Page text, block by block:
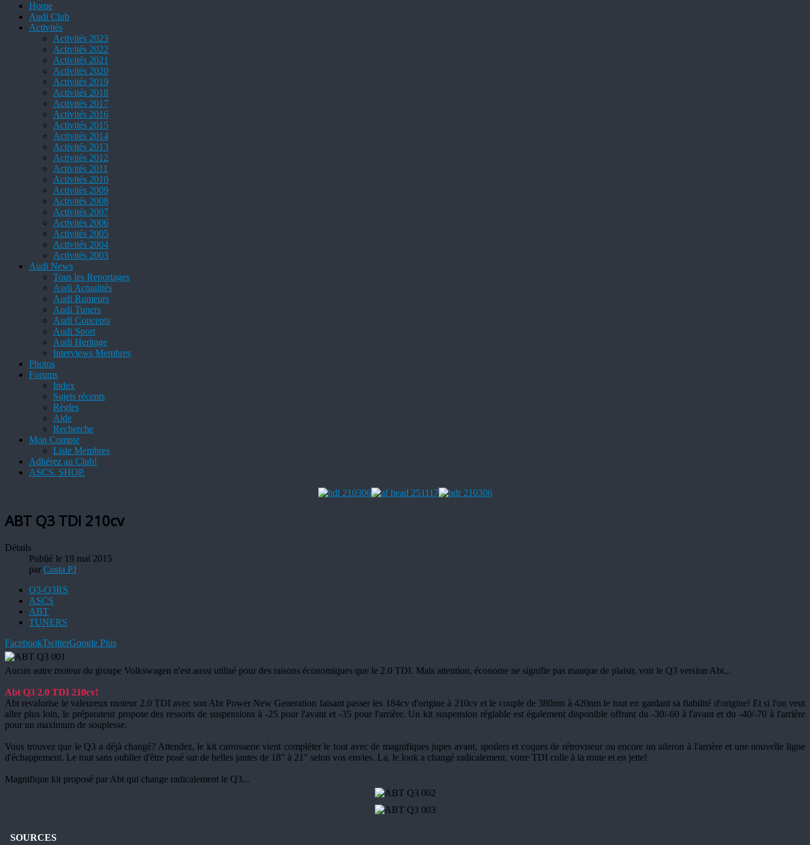
Home
Audi Club
Activités
Activités 2023
Activités 2022
Activités 2021
Activités 2020
Activités 2019
Activités 2018
Activités 2017
Activités 2016
Activités 2015
Activités 2014
Activités 2013
Activités 2012
Activités 2011
Activités 2010
Activités 2009
Activités 2008
Activités 2007
Activités 2006
Activités 2005
Activités 2004
Activités 2003
Audi News
Tous les Reportages
Audi Actualités
Audi Rumeurs
Audi Tuners
Audi Concepts
Audi Sport
Audi Heritage
Interviews Membres
Photos
Forums
Index
Sujets récents
Règles
Aide
Recherche
Mon Compte
Liste Membres
Adhérez au Club!
ASCS. SHOP.
ABT Q3 TDI 210cv
Détails
Publié le 19 mai 2015
par Costa PJ
Q3-Q3RS
ASCS
ABT
TUNERS
FacebookTwitterGoogle Plus
Aucun autre moteur du groupe Volkswagen n'est aussi utilisé pour des raisons économiques que le 2.0 TDI. Mais attention, économe ne signifie pas manque de plaisir, voir le Q3 version Abt...
Abt Q3 2.0 TDI 210cv!
Abt revalorise le valeureux moteur 2.0 TDI avec son Abt Power New Generation faisant passer les 184cv d'origine à 210cv et le couple de 380nm à 420nm le tout en gardant sa fiabilité d'origine! Et si l'on veut
aller plus loin, le préparateur propose des ressorts de suspensions à -25 pour l'avant et -35 pour l'arrière. Un kit suspension réglable est également disponible offrant du -30/-60 à l'avant et du -40/-70 à l'arrière
pour un maximum de souplesse.
Vous trouvez que le Q3 a déjà changé? Attendez, le kit carrosserie vient compléter le tout avec de magnifiques jupes avant, spoilers et coques de rétroviseur ou encore un aileron à l'arrière et une nouvelle ligne
d'échappement. Le tout sans oublier d'être posé sur de belles jantes de 18" à 21" selon vos envies. La, le look a changé radicalement, votre TDI colle à la route et en jette!
Magnifique kit proposé par Abt qui change radicalement le Q3...
SOURCES